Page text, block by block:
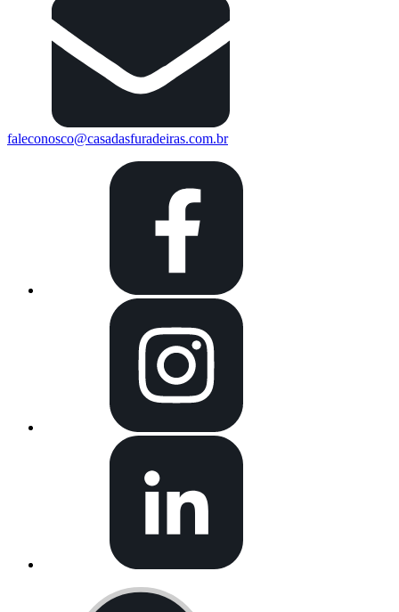
faleconosco@casadasfuradeiras.com.br